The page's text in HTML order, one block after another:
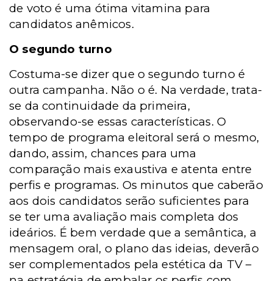
de voto é uma ótima vitamina para
candidatos anêmicos.
O segundo turno
Costuma-se dizer que o segundo turno é
outra campanha. Não o é. Na verdade, trata-
se da continuidade da primeira,
observando-se essas características. O
tempo de programa eleitoral será o mesmo,
dando, assim, chances para uma
comparação mais exaustiva e atenta entre
perfis e programas. Os minutos que caberão
aos dois candidatos serão suficientes para
se ter uma avaliação mais completa dos
ideários. É bem verdade que a semântica, a
mensagem oral, o plano das ideias, deverão
ser complementados pela estética da TV –